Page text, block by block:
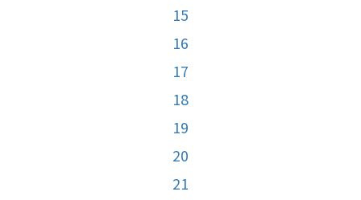
15
16
17
18
19
20
21